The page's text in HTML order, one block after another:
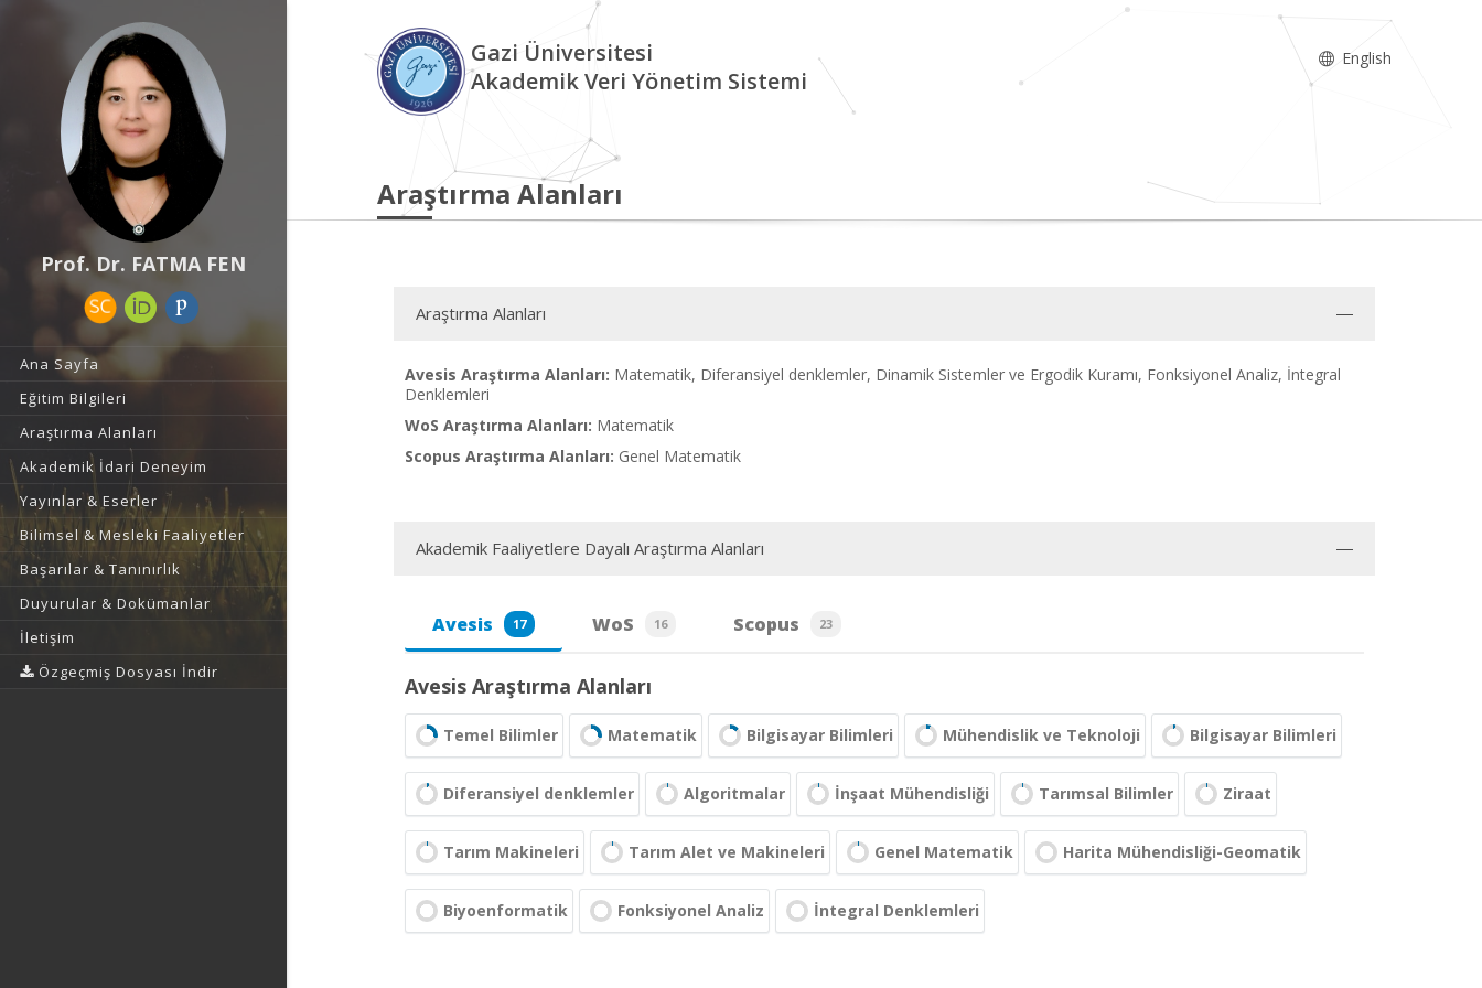
Prof. Dr. FATMA FEN
Ana Sayfa
Eğitim Bilgileri
Araştırma Alanları
Akademik İdari Deneyim
Yayınlar & Eserler
Bilimsel & Mesleki Faaliyetler
Başarılar & Tanınırlık
Duyurular & Dokümanlar
İletişim
Özgeçmiş Dosyası İndir
Gazi Üniversitesi
Akademik Veri Yönetim Sistemi
English
Araştırma Alanları
Araştırma Alanları
Avesis Araştırma Alanları: Matematik, Diferansiyel denklemler, Dinamik Sistemler ve Ergodik Kuramı, Fonksiyonel Analiz, İntegral
Denklemleri
WoS Araştırma Alanları: Matematik
Scopus Araştırma Alanları: Genel Matematik
Akademik Faaliyetlere Dayalı Araştırma Alanları
Avesis 17 WoS 16 Scopus 23
Avesis Araştırma Alanları
Temel Bilimler Matematik Bilgisayar Bilimleri Mühendislik ve Teknoloji Bilgisayar Bilimleri
Diferansiyel denklemler Algoritmalar İnşaat Mühendisliği Tarımsal Bilimler Ziraat
Tarım Makineleri Tarım Alet ve Makineleri Genel Matematik Harita Mühendisliği-Geomatik
Biyoenformatik Fonksiyonel Analiz İntegral Denklemleri